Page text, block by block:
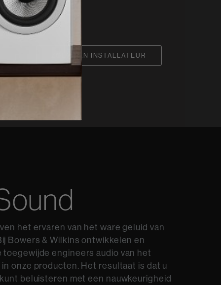
ZOEK EEN INSTALLATEUR
het ervaren van het ware geluid van
Bowers & Wilkins ontwikkelen en
engineers audio van het
onze producten. Het resultaat is dat u
beluisteren met een nauwkeurigheid